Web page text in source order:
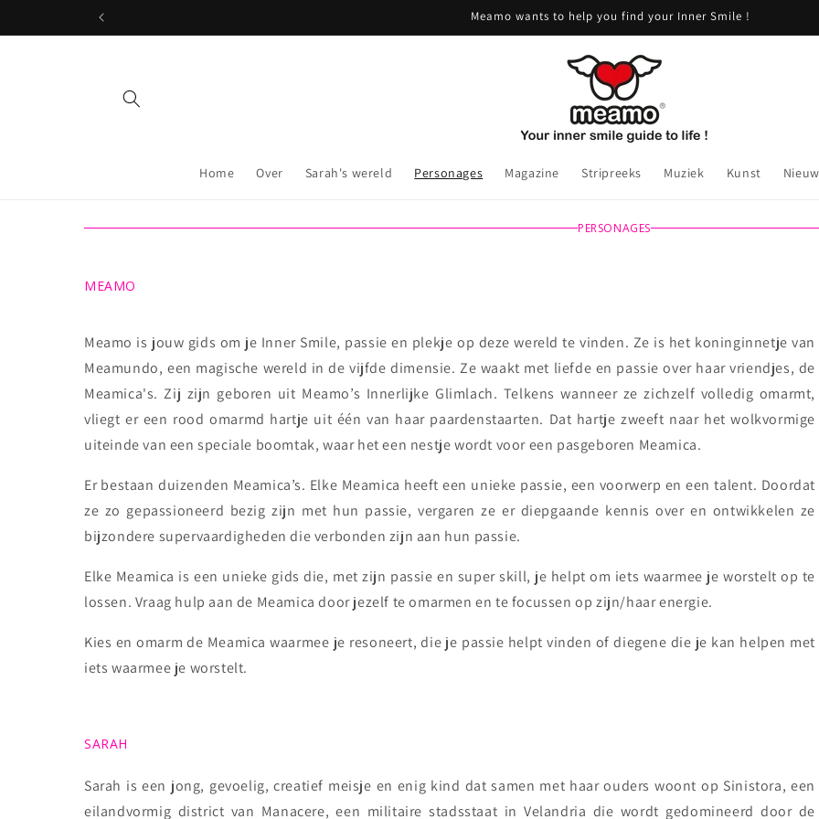
Meamo wants to help you find your Inner Smile !
Home Over Sarah's wereld Personages Magazine Stripreeks Muziek Kunst
PERSONAGES
MEAMO
Meamo is jouw gids om je Inner Smile, passie en plekje op deze wereld te vinden. Ze is het koninginnetje van
Meamundo, een magische wereld in de vijfde dimensie. Ze waakt met liefde en passie over haar vriendjes, de
Meamica's. Zij zijn geboren uit Meamo’s Innerlijke Glimlach. Telkens wanneer ze zichzelf volledig omarmt,
vliegt er een rood omarmd hartje uit één van haar paardenstaarten. Dat hartje zweeft naar het wolkvormige
uiteinde van een speciale boomtak, waar het een nestje wordt voor een pasgeboren Meamica.
Er bestaan duizenden Meamica’s. Elke Meamica heeft een unieke passie, een voorwerp en een talent. Doordat
ze zo gepassioneerd bezig zijn met hun passie, vergaren ze er diepgaande kennis over en ontwikkelen ze
bijzondere supervaardigheden die verbonden zijn aan hun passie.
Elke Meamica is een unieke gids die, met zijn passie en super skill, je helpt om iets waarmee je worstelt op te
lossen. Vraag hulp aan de Meamica door jezelf te omarmen en te focussen op zijn/haar energie.
Kies en omarm de Meamica waarmee je resoneert, die je passie helpt vinden of diegene die je kan helpen met
iets waarmee je worstelt.
SARAH
Sarah is een jong, gevoelig, creatief meisje en enig kind dat samen met haar ouders woont op Sinistora, een
eilandvormig district van Manacere, een militaire stadsstaat in Velandria die wordt gedomineerd door de